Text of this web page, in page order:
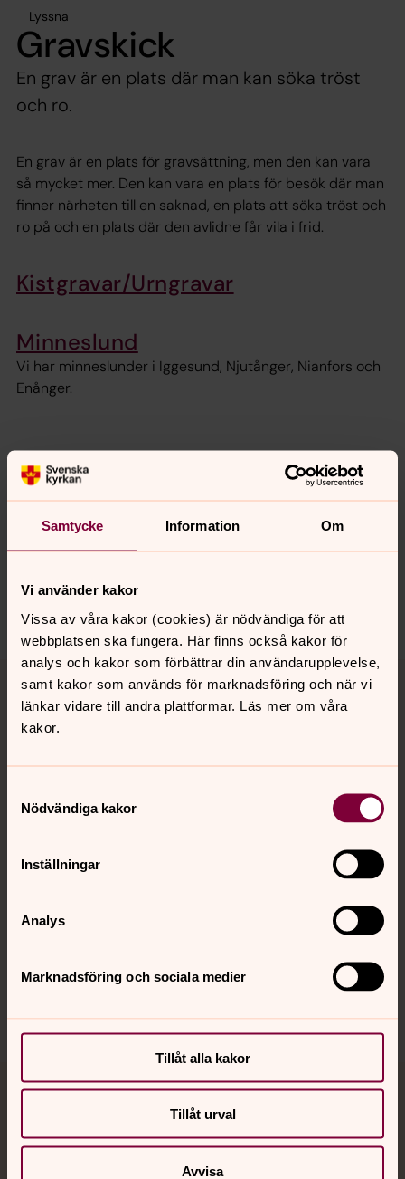
Samtycke Information Om
Vi använder kakor
Vissa av våra kakor (cookies) är nödvändiga för att
webbplatsen ska fungera. Här finns också kakor för
analys och kakor som förbättrar din användarupplevelse,
samt kakor som används för marknadsföring och när vi
länkar vidare till andra plattformar. Läs mer om våra
kakor.
Nödvändiga kakor
Inställningar
Analys
Marknadsföring och sociala medier
Tillåt alla kakor
Tillåt urval
Avvisa
Lyssna
Gravskick
En grav är en plats där man kan söka tröst
och ro.
En grav är en plats för gravsättning, men den kan vara
så mycket mer. Den kan vara en plats för besök där man
finner närheten till en saknad, en plats att söka tröst och
ro på och en plats där den avlidne får vila i frid.
Kistgravar/Urngravar
Minneslund
Vi har minneslunder i Iggesund, Njutånger, Nianfors och
Enånger.
Senast ändrad 22 april 2016
Synpunkter eller frågor på sidans
innehåll?
enanger-njutanger.forsamling@svenskakyrkan.se
Tillbaka till toppen
Tillbaka till innehållet
Kontakt
Jourhavande präst
Akut samtals- och krisstöd. Prata eller chatta anonymt
med en präst på kvällar och nätter.